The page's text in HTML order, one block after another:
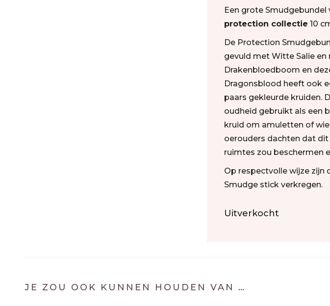
Een grote Smudgebundel
protection collectie 10
De Protection
gevuld met Witte Salie
Drakenbloedboom en
Dragonsblood heeft ook
paars gekleurde kruiden.
oudheid gebruikt als een
kruid om amuletten of
oerouders dachten dat dit
ruimtes zou beschermen
Op respectvolle wijze zijn
Smudge stick verkregen.
Uitverkocht
JE ZOU OOK KUNNEN HOUDEN VAN …